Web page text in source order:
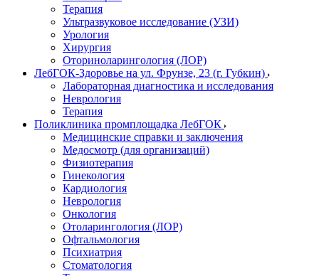
Терапия
Ультразвуковое исследование (УЗИ)
Урология
Хирургия
Оториноларингология (ЛОР)
ЛебГОК-Здоровье на ул. Фрунзе, 23 (г. Губкин)
Лабораторная диагностика и исследования
Неврология
Терапия
Поликлиника промплощадка ЛебГОК
Медицинские справки и заключения
Медосмотр (для организаций)
Физиотерапия
Гинекология
Кардиология
Неврология
Онкология
Отоларингология (ЛОР)
Офтальмология
Психиатрия
Стоматология